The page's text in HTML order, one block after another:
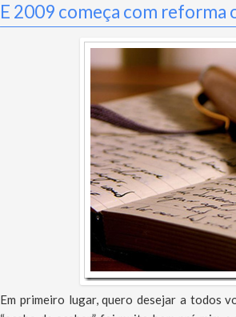
E 2009 começa com reforma
Em primeiro lugar, quero desejar a todos